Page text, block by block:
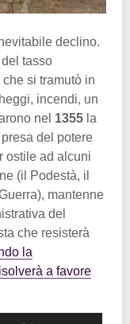
declino.
tasso
si tramutò in
incendi, un
nel 1355 la
del potere
ostile ad alcuni
(il Podestà, il
mantenne
del
che resisterà
la
a favore